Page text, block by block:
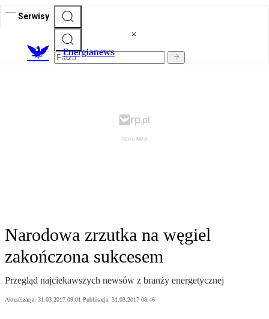
Serwisy
Energianews
Narodowa zrzutka na węgiel
zakończona sukcesem
Przegląd najciekawszych newsów z branży energetycznej
Aktualizacja: 31.03.2017 09:01 Publikacja: 31.03.2017 08:46